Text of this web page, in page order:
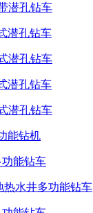
潜孔钻车
潜孔钻车
潜孔钻车
潜孔钻车
潜孔钻车
能钻机
能钻车
热水井多功能钻车